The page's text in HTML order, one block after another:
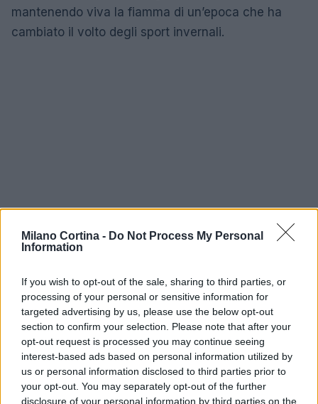
Milano Cortina - Do Not Process My Personal
Information
If you wish to opt-out of the sale, sharing to third parties, or
processing of your personal or sensitive information for
targeted advertising by us, please use the below opt-out
section to confirm your selection. Please note that after your
opt-out request is processed you may continue seeing
interest-based ads based on personal information utilized by
us or personal information disclosed to third parties prior to
your opt-out. You may separately opt-out of the further
disclosure of your personal information by third parties on the
mantenendo viva la fiamma di un’epoca che ha
cambiato il volto degli sport invernali.
AUTORE
Bianca Magni
Bianca Magni ha trascritto a mano il diario di
un collezionista fiorentino trovato all'Archivio
di Stato per una serie sul Rinascimento